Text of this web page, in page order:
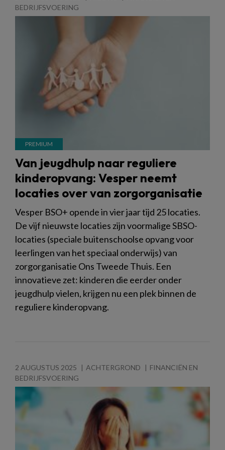
BEDRIJFSVOERING
Van jeugdhulp naar reguliere
kinderopvang: Vesper neemt
locaties over van zorgorganisatie
Vesper BSO+ opende in vier jaar tijd 25 locaties.
De vijf nieuwste locaties zijn voormalige SBSO-
locaties (speciale buitenschoolse opvang voor
leerlingen van het speciaal onderwijs) van
zorgorganisatie Ons Tweede Thuis. Een
innovatieve zet: kinderen die eerder onder
jeugdhulp vielen, krijgen nu een plek binnen de
reguliere kinderopvang.
2 AUGUSTUS 2025 ACHTERGROND
FINANCIËN EN
BEDRIJFSVOERING